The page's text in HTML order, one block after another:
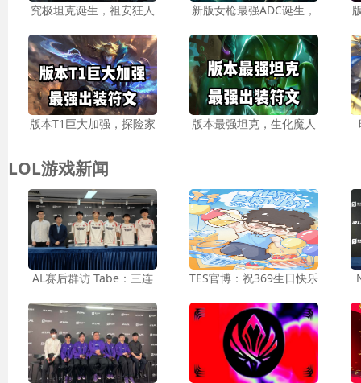
究极坦克诞生，祖安狂人 新版女枪最强ADC诞生，
版本T1巨大加强，探险家 版本最强坦克，生化魔人
LOL游戏新闻
AL赛后群访 Tabe：三连 TES官博：祝369生日快乐